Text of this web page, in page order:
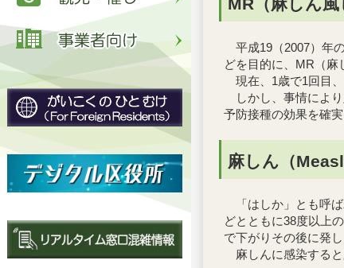
MR（麻しん
平成19（2007）年
どを目的に、MR（麻
現在、1歳で1回目
しかし、事情により
予防接種の効果を確
麻しん（
「はしか」とも呼ば
どとともに38度以上
で下がりその後に発
麻しんに感染すると